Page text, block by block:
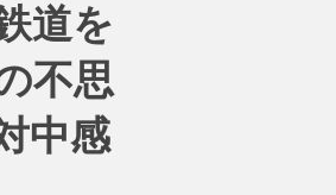
道を
不思
中感